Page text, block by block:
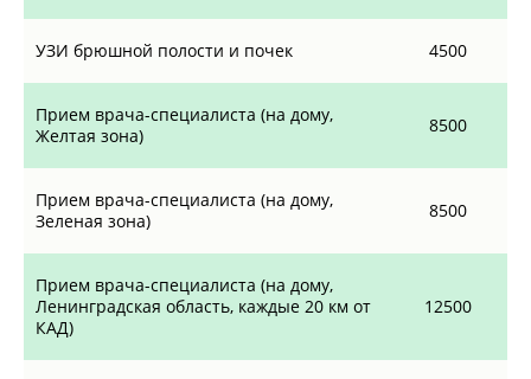
УЗИ брюшной полости и почек 4500
Прием врача-специалиста (на дому,
Желтая зона)
8500
Прием врача-специалиста (на дому,
Зеленая зона)
8500
Прием врача-специалиста (на дому,
Ленинградская область, каждые 20 км от
КАД)
12500